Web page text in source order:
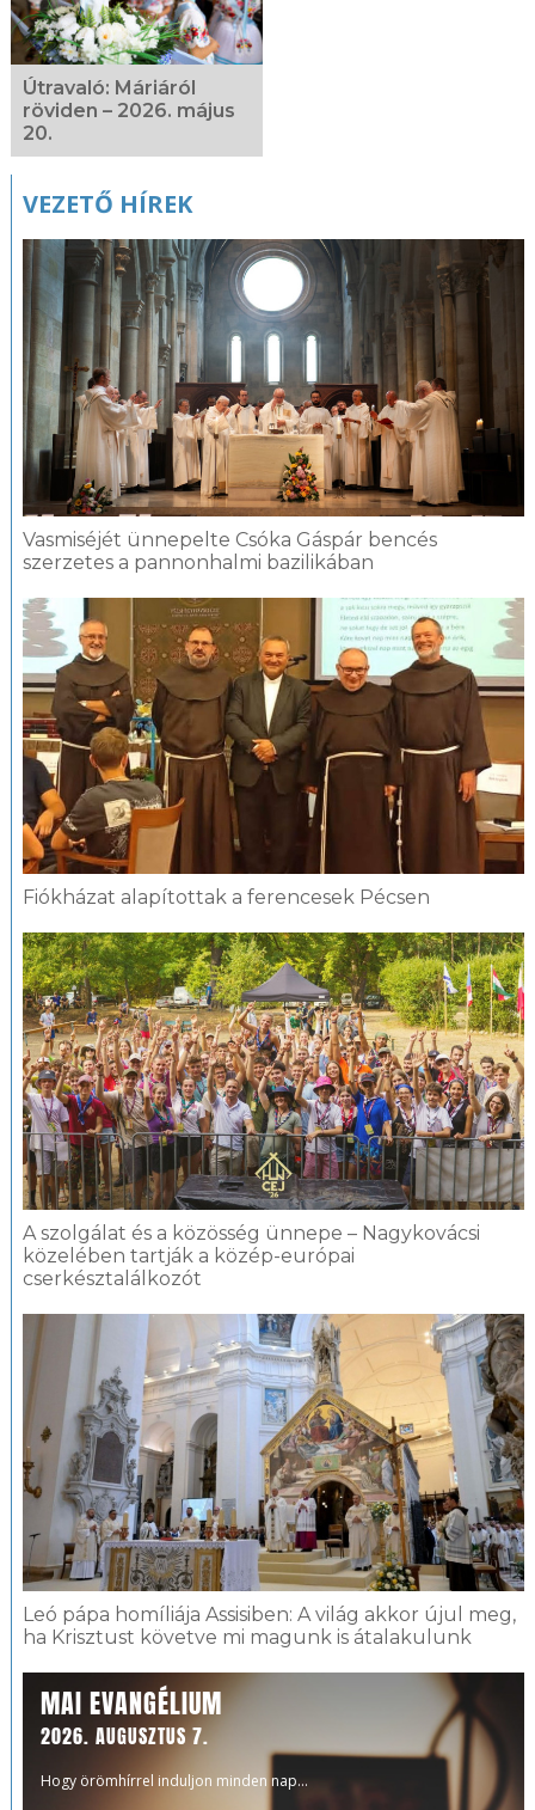
Útravaló: Máriáról
röviden – 2026. május
20.
VEZETŐ HÍREK
Vasmiséjét ünnepelte Csóka Gáspár bencés
szerzetes a pannonhalmi bazilikában
Fiókházat alapítottak a ferencesek Pécsen
A szolgálat és a közösség ünnepe – Nagykovácsi
közelében tartják a közép-európai
cserkésztalálkozót
Leó pápa homíliája Assisiben: A világ akkor újul meg,
ha Krisztust követve mi magunk is átalakulunk
MAI EVANGÉLIUM
2026. AUGUSZTUS 7.
Hogy örömhírrel induljon minden nap...